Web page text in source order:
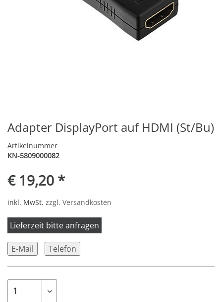
Adapter DisplayPort auf HDMI (St/Bu)
Artikelnummer
KN-5809000082
€ 19,20 *
inkl. MwSt. zzgl. Versandkosten
Lieferzeit bitte anfragen
E-Mail Telefon